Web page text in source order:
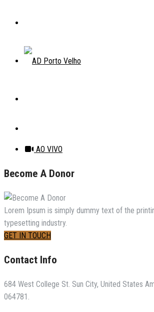
AO VIVO
Become A Donor
Lorem Ipsum is simply dummy text of the
typesetting industry.
GET IN TOUCH
Contact Info
684 West College St. Sun City, United States
064781.